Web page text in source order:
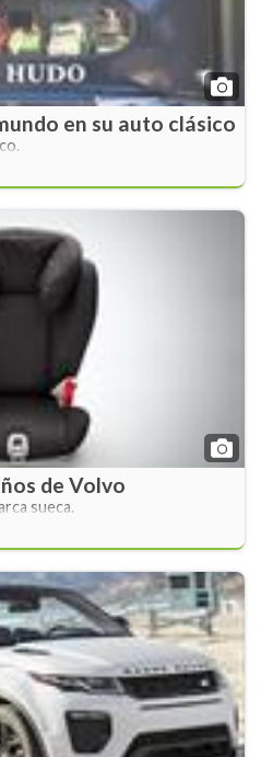
en su auto clásico
de Volvo
sueca.